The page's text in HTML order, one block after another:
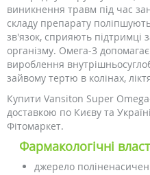
виникнення травм під час
складу препарату поліпшують
зв'язок, сприяють підтримці
організму. Омега-3
вироблення
зайвому тертю в колінах,
Купити Vansiton Super
доставкою по Києву та
Фітомаркет.
Фармакологічні
джерело